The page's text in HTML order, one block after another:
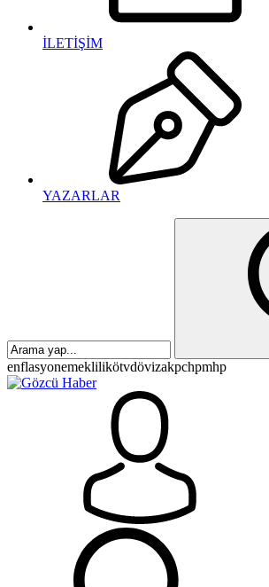
İLETİŞİM
YAZARLAR
enflasyonemeklilikötvdövizakpchpmhp